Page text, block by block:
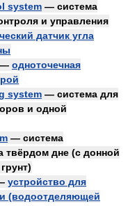
system — система
и управления
датчик угла
— одноточечная
system — система для
и одной
— система
твёрдом дне (с донной
устройство для
(водоотделяющей